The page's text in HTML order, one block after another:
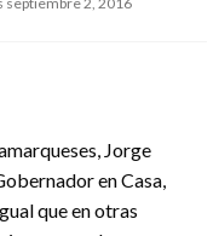
Jorge
en Casa,
que en otras